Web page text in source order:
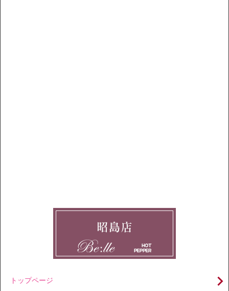
トップページ